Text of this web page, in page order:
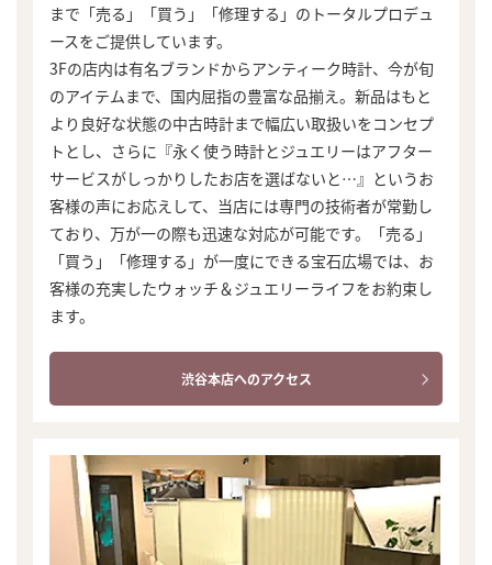
まで「売る」「買う」「修理する」のトータルプロデュ
ースをご提供しています。
3Fの店内は有名ブランドからアンティーク時計、今が旬
のアイテムまで、国内屈指の豊富な品揃え。新品はもと
より良好な状態の中古時計まで幅広い取扱いをコンセプ
トとし、さらに『永く使う時計とジュエリーはアフター
サービスがしっかりしたお店を選ばないと…』というお
客様の声にお応えして、当店には専門の技術者が常勤し
ており、万が一の際も迅速な対応が可能です。「売る」
「買う」「修理する」が一度にできる宝石広場では、お
客様の充実したウォッチ＆ジュエリーライフをお約束し
ます。
渋谷本店へのアクセス
まずは
かんたん30秒でお試し査定